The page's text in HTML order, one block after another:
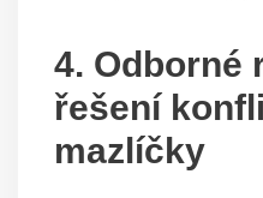
4. Odborné
řešení
mazlíčky